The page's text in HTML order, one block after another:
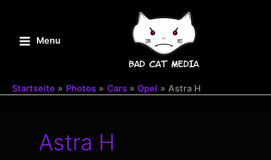
springenMenu
Startseite Photos Cars Opel Astra H
Astra H